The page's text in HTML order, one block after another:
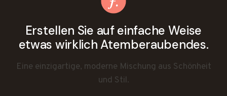
Erstellen Sie auf einfache Weise
etwas wirklich Atemberaubendes.
Eine einzigartige, moderne Mischung aus Schönheit
und Stil.